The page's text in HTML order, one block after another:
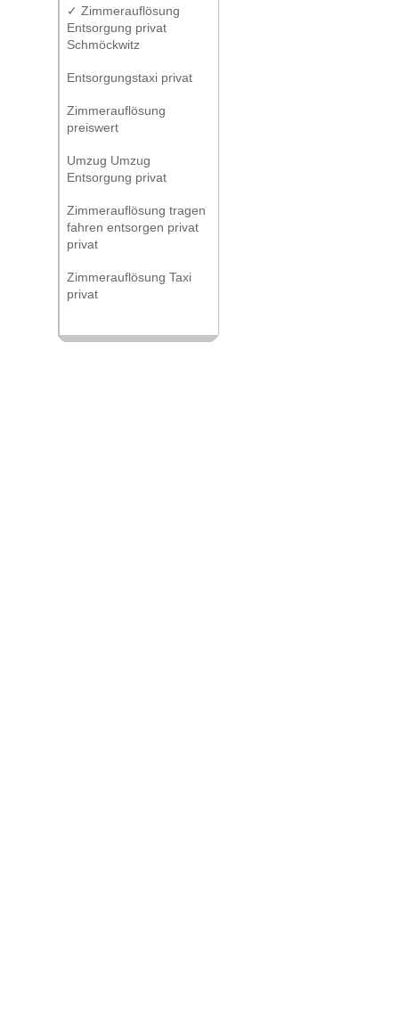
✓ Zimmerauflösung
Entsorgung privat
Schmöckwitz
Entsorgungstaxi privat
Zimmerauflösung
preiswert
Umzug Umzug
Entsorgung privat
Zimmerauflösung tragen
fahren entsorgen privat
privat
Zimmerauflösung Taxi
privat